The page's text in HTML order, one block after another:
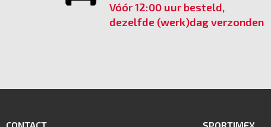
Vóór 12:00 uur besteld,
dezelfde (werk)dag verzonden